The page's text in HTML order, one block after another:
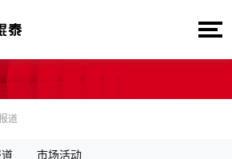
道
市场活动